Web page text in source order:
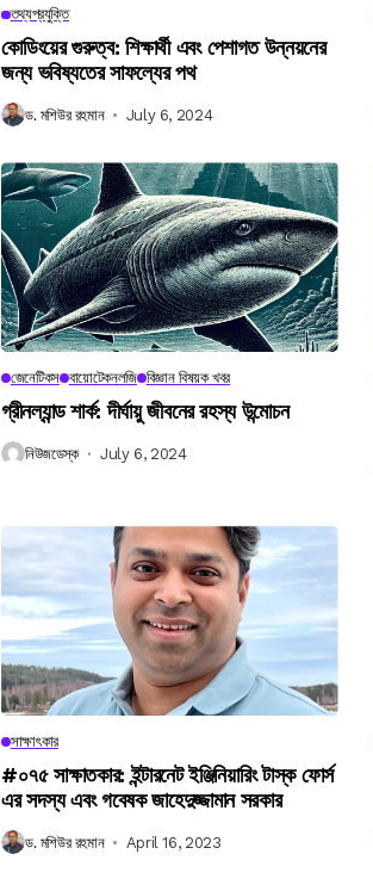
তথ্যপ্রযুক্তি
কোডিংয়ের গুরুত্ব: শিক্ষার্থী এবং পেশাগত উন্নয়নের
জন্য ভবিষ্যতের সাফল্যের পথ
ড. মশিউর রহমান July 6, 2024
জেনেটিকস বায়োটেকনলজি বিজ্ঞান বিষয়ক খবর
গ্রীনল্যান্ড শার্ক: দীর্ঘায়ু জীবনের রহস্য উন্মোচন
নিউজডেস্ক July 6, 2024
সাক্ষাৎকার
#০৭৫ সাক্ষাতকার: ইন্টারনেট ইঞ্জিনিয়ারিং টাস্ক ফোর্স
এর সদস্য এবং গবেষক জাহেদুজ্জামান সরকার
ড. মশিউর রহমান April 16, 2023